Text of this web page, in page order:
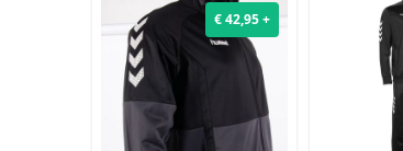
€ 42,95 +